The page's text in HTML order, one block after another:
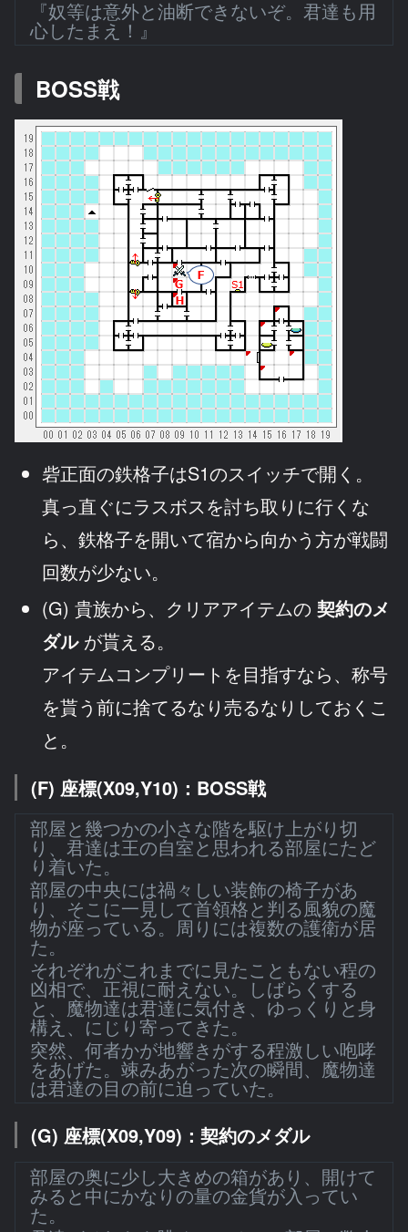
『奴等は意外と油断できないぞ。君達も用
心したまえ！』
BOSS戦
砦正面の鉄格子はS1のスイッチで開く。
真っ直ぐにラスボスを討ち取りに行くな
ら、鉄格子を開いて宿から向かう方が戦闘
回数が少ない。
(G) 貴族から、クリアアイテムの 契約のメ
ダルが貰える。
アイテムコンプリートを目指すなら、称号
を貰う前に捨てるなり売るなりしておくこ
と。
(F) 座標(X09,Y10)：BOSS戦
部屋と幾つかの小さな階を駆け上がり切
り、君達は王の自室と思われる部屋にたど
り着いた。
部屋の中央には禍々しい装飾の椅子があ
り、そこに一見して首領格と判る風貌の魔
物が座っている。周りには複数の護衛が居
た。
それぞれがこれまでに見たこともない程の
凶相で、正視に耐えない。しばらくする
と、魔物達は君達に気付き、ゆっくりと身
構え、にじり寄ってきた。
突然、何者かが地響きがする程激しい咆哮
をあげた。竦みあがった次の瞬間、魔物達
は君達の目の前に迫っていた。
(G) 座標(X09,Y09)：契約のメダル
部屋の奥に少し大きめの箱があり、開けて
みると中にかなりの量の金貨が入ってい
た。